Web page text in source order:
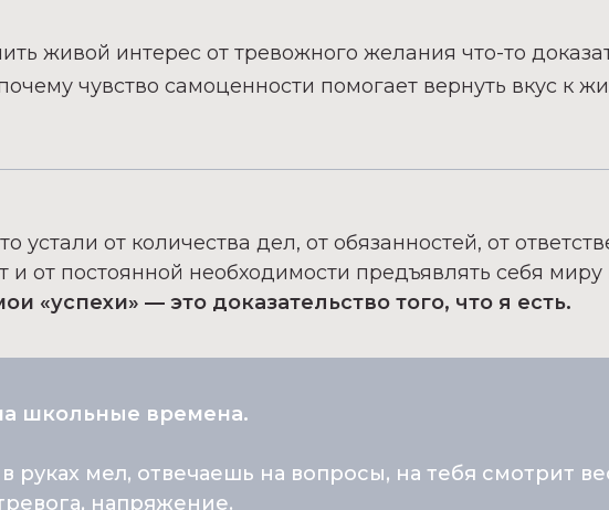
живой интерес от тревожного желания что-то
чувство самоценности помогает вернуть вкус к
устали от количества дел, от обязанностей, от
и от постоянной необходимости предъявлять себя миру
«успехи» — это доказательство того, что я есть.
школьные времена.
руках мел, отвечаешь на вопросы, на тебя смотрит
напряжение.